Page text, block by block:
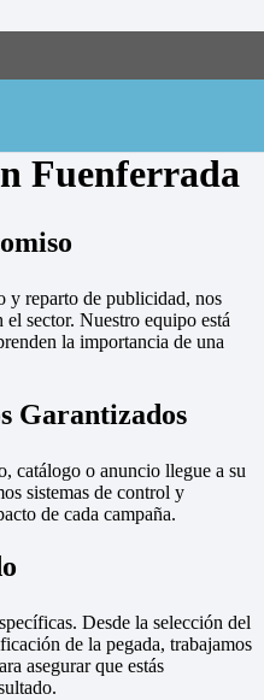
Fuenferrada
y reparto de publicidad, nos
sector. Nuestro equipo está
la importancia de una
Garantizados
catálogo o anuncio llegue a su
sistemas de control y
de cada campaña.
Desde la selección del
de la pegada, trabajamos
asegurar que estás